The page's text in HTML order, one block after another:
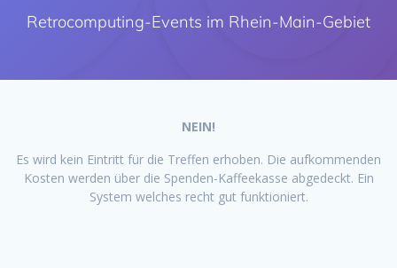
Retrocomputing-Events im Rhein-Main-Gebiet
NEIN!
Es wird kein Eintritt für die Treffen erhoben. Die aufkommenden
Kosten werden über die Spenden-Kaffeekasse abgedeckt. Ein
System welches recht gut funktioniert.